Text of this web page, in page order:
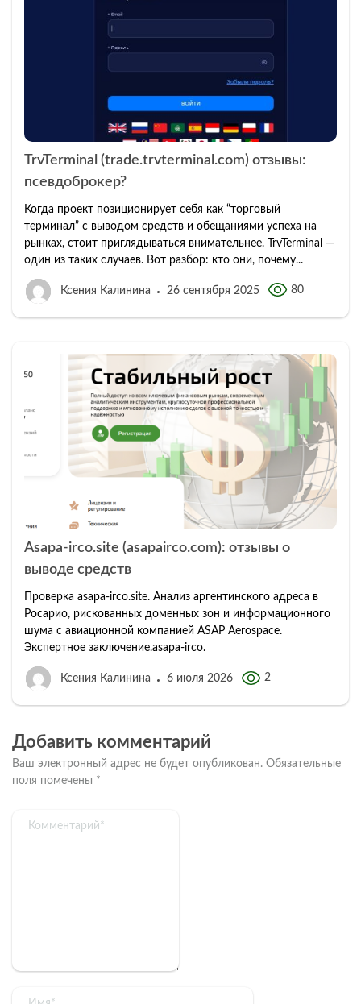
TrvTerminal (trade.trvterminal.com) отзывы:
псевдоброкер?
Когда проект позиционирует себя как “торговый
терминал” с выводом средств и обещаниями успеха на
рынках, стоит приглядываться внимательнее. TrvTerminal —
один из таких случаев. Вот разбор: кто они, почему...
Ксения Калинина 26 сентября 2025 80
Asapa-irco.site (asapairco.com): отзывы о
выводе средств
Проверка asapa-irco.site. Анализ аргентинского адреса в
Росарио, рискованных доменных зон и информационного
шума с авиационной компанией ASAP Aerospace.
Экспертное заключение.asapa-irco.
Ксения Калинина 6 июля 2026 2
Добавить комментарий
Ваш электронный адрес не будет опубликован. Обязательные
поля помечены *